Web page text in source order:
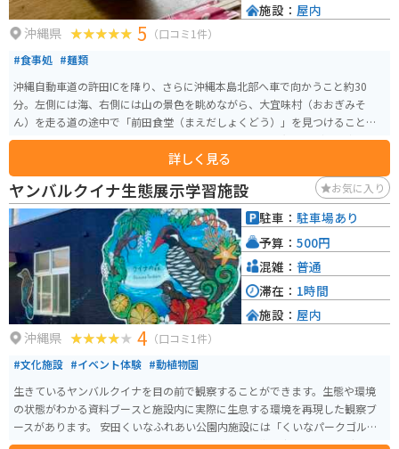
沖縄県 5 （口コミ1件）
#食事処 #麺類
沖縄自動車道の許田ICを降り、さらに沖縄本島北部へ車で向かうこと約30
分。左側には海、右側には山の景色を眺めながら、大宜味村（おおぎみそ
ん）を走る道の途中で「前田食堂（まえだしょくどう）」を見つけることが
できます。歴史を感じさせる佇まいで迎える食堂は、昭和47年（1972）に創
業。この店で、昔から多くのお客の胃袋をがっしり掴んでいるのが、名物の
「牛肉そば」です。
詳しく見る
施設： 屋内
ヤンバルクイナ生態展示学習施設 お気に入り
沖縄県 4 （口コミ1件）
#文化施設 #イベント体験 #動植物園
生きているヤンバルクイナを目の前で観察することができます。生態や環境
の状態がわかる資料ブースと施設内に実際に生息する環境を再現した観察ブ
ースがあります。 安田くいなふれあい公園内施設には「くいなパークゴルフ
場」「フィールドツアー」等もありカヤックや亜熱帯の森トレッキングも体
駐車： 駐車場あり
予算： 500円
混雑： 普通
滞在： 1時間
施設： 屋内